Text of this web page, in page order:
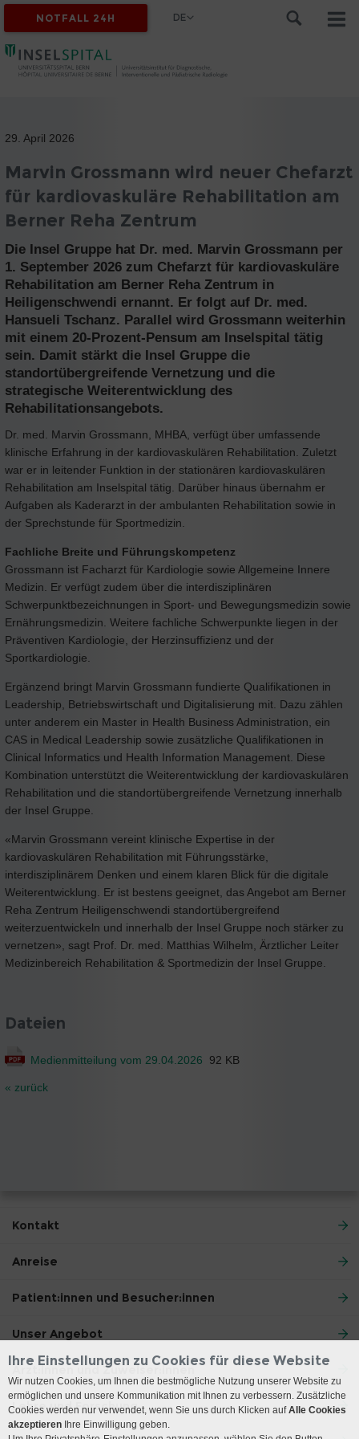
NOTFALL 24H DE
29. April 2026
Marvin Grossmann wird neuer Chefarzt
für kardiovaskuläre Rehabilitation am
Berner Reha Zentrum
Die Insel Gruppe hat Dr. med. Marvin Grossmann per
1. September 2026 zum Chefarzt für kardiovaskuläre
Rehabilitation am Berner Reha Zentrum in
Heiligenschwendi ernannt. Er folgt auf Dr. med.
Hansueli Tschanz. Parallel wird Grossmann weiterhin
mit einem 20-Prozent-Pensum am Inselspital tätig
sein. Damit stärkt die Insel Gruppe die
standortübergreifende Vernetzung und die
strategische Weiterentwicklung des
Rehabilitationsangebots.
Dr. med. Marvin Grossmann, MHBA, verfügt über umfassende
klinische Erfahrung in der kardiovaskulären Rehabilitation. Zuletzt
war er in leitender Funktion in der stationären kardiovaskulären
Rehabilitation am Inselspital tätig. Darüber hinaus übernahm er
Aufgaben als Kaderarzt in der ambulanten Rehabilitation sowie in
der Sprechstunde für Sportmedizin.
Fachliche Breite und Führungskompetenz
Grossmann ist Facharzt für Kardiologie sowie Allgemeine Innere
Medizin. Er verfügt zudem über die interdisziplinären
Schwerpunktbezeichnungen in Sport- und Bewegungsmedizin sowie
Ernährungsmedizin. Weitere fachliche Schwerpunkte liegen in der
Präventiven Kardiologie, der Herzinsuffizienz und der
Sportkardiologie.
Ergänzend bringt Marvin Grossmann fundierte Qualifikationen in
Leadership, Betriebswirtschaft und Digitalisierung mit. Dazu zählen
unter anderem ein Master in Health Business Administration, ein
CAS in Medical Leadership sowie zusätzliche Qualifikationen in
Clinical Informatics und Health Information Management. Diese
Kombination unterstützt die Weiterentwicklung der kardiovaskulären
Rehabilitation und die standortübergreifende Vernetzung innerhalb
der Insel Gruppe.
«Marvin Grossmann vereint klinische Expertise in der
kardiovaskulären Rehabilitation mit Führungsstärke,
interdisziplinärem Denken und einem klaren Blick für die digitale
Weiterentwicklung. Er ist bestens geeignet, das Angebot am Berner
Reha Zentrum Heiligenschwendi standortübergreifend
weiterzuentwickeln und innerhalb der Insel Gruppe noch stärker zu
vernetzen», sagt Prof. Dr. med. Matthias Wilhelm, Ärztlicher Leiter
Medizinbereich Rehabilitation & Sportmedizin der Insel Gruppe.
Dateien
Medienmitteilung vom 29.04.2026 92 KB
« zurück
Kontakt
Anreise
Patient:innen und Besucher:innen
Unser Angebot
Ärzt:innen und Zuweiser:innen
Lehre und Forschung
Ihre Einstellungen zu Cookies für diese Website
Wir nutzen Cookies, um Ihnen die bestmögliche Nutzung unserer Website zu
ermöglichen und unsere Kommunikation mit Ihnen zu verbessern. Zusätzliche
Cookies werden nur verwendet, wenn Sie uns durch Klicken aufAlle Cookies
akzeptieren Ihre Einwilligung geben.